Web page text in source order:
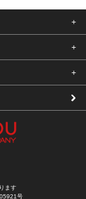
ます
号